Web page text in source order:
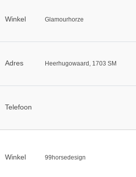
Winkel Glamourhorze
Adres Heerhugowaard, 1703 SM
Telefoon
Winkel 99horsedesign